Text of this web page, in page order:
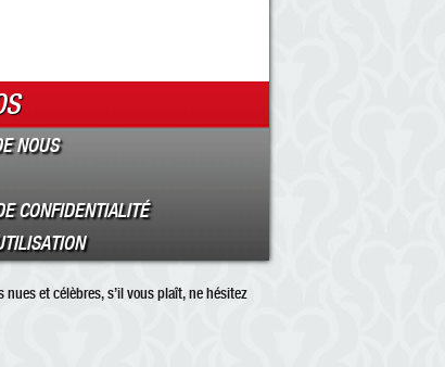
NOUS
CONFIDENTIALITÉ
et célèbres, s’il vous plaît, ne hésitez